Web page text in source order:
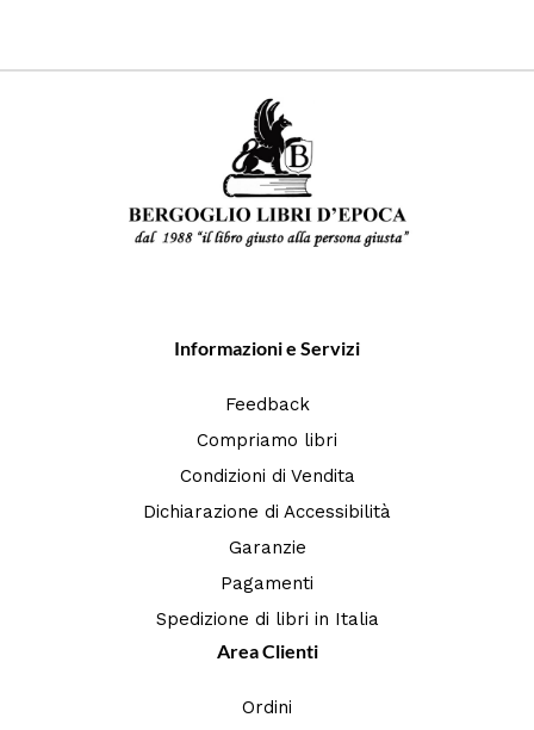
Informazioni e Servizi
Feedback
Compriamo libri
Condizioni di Vendita
Dichiarazione di Accessibilità
Garanzie
Pagamenti
Spedizione di libri in Italia
Area Clienti
Ordini